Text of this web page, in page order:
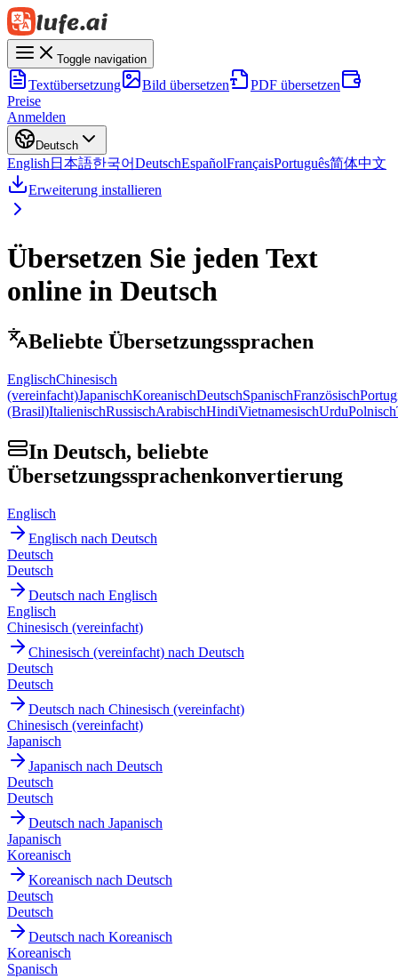
Toggle navigation
Textübersetzung Bild übersetzen
PDF übersetzen
Preise
Anmelden
Deutsch
English 日本語한국어DeutschEspañolFrançaisPortuguês简体中文
Erweiterung installieren
Übersetzen Sie jeden Text
online in Deutsch
Beliebte Übersetzungssprachen
EnglischChinesisch
(vereinfacht)JapanischKoreanischDeutschSpanischFranzösisch
(Brasil)ItalienischRussischArabischHindiVietnamesischUrduPolnisch
In Deutsch, beliebte
Übersetzungssprachenkonvertierung
Englisch
Englisch nach Deutsch
Deutsch
Deutsch
Deutsch nach Englisch
Englisch
Chinesisch (vereinfacht)
Chinesisch (vereinfacht) nach Deutsch
Deutsch
Deutsch
Deutsch nach Chinesisch (vereinfacht)
Chinesisch (vereinfacht)
Japanisch
Japanisch nach Deutsch
Deutsch
Deutsch
Deutsch nach Japanisch
Japanisch
Koreanisch
Koreanisch nach Deutsch
Deutsch
Deutsch
Deutsch nach Koreanisch
Koreanisch
Spanisch